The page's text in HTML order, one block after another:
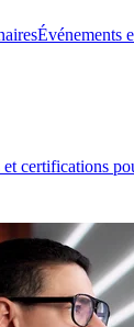
Événements
et certifications